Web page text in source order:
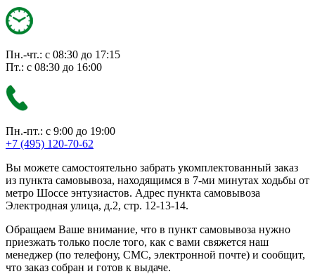
Пн.-чт.: с 08:30 до 17:15
Пт.: с 08:30 до 16:00
Пн.-пт.: с 9:00 до 19:00
+7 (495) 120-70-62
Вы можете самостоятельно забрать укомплектованный заказ
из пункта самовывоза, находящимся в 7-ми минутах ходьбы от
метро Шоссе энтузиастов. Адрес пункта самовывоза
Электродная улица, д.2, стр. 12-13-14.
Обращаем Ваше внимание, что в пункт самовывоза нужно
приезжать только после того, как с вами свяжется наш
менеджер (по телефону, СМС, электронной почте) и сообщит,
что заказ собран и готов к выдаче.